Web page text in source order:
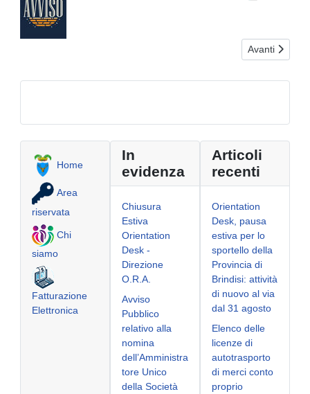
Articolo
Avanti
Home
Area
riservata
Chi
siamo
Fatturazione
Elettronica
In
evidenza
Chiusura
Estiva
Orientation
Desk -
Direzione
O.R.A.
Avviso
Pubblico
relativo alla
nomina
dell’Amministra
tore Unico
della Società
Articoli
recenti
Orientation
Desk, pausa
estiva per lo
sportello della
Provincia di
Brindisi: attività
di nuovo al via
dal 31 agosto
Elenco delle
licenze di
autotrasporto
di merci conto
proprio